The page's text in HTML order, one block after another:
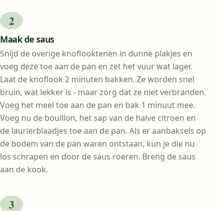
Maak de saus
Snijd de overige knoflooktenen in dunne plakjes en
voeg deze toe aan de pan en zet het vuur wat lager.
Laat de knoflook 2 minuten bakken. Ze worden snel
bruin, wat lekker is - maar zorg dat ze niet verbranden.
Voeg het meel toe aan de pan en bak 1 minuut mee.
Voeg nu de bouillon, het sap van de halve citroen en
de laurierblaadjes toe aan de pan. Als er aanbaksels op
de bodem van de pan waren ontstaan, kun je die nu
los schrapen en door de saus roeren. Breng de saus
aan de kook.